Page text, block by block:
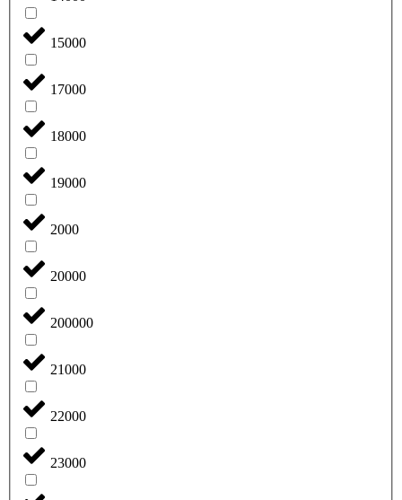
15000
17000
18000
19000
2000
20000
200000
21000
22000
23000